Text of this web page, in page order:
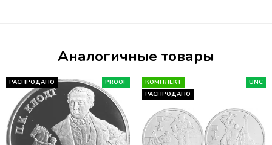
Аналогичные товары
РАСПРОДАНО PROOF
КОМПЛЕКТ
РАСПРОДАНО
UNC